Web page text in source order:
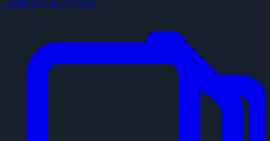
configデータファイル